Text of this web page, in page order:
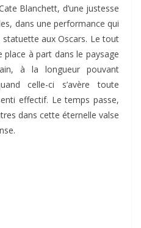
Blanchett, d’une justesse
dans une performance qui
aux Oscars. Le tout
à part dans le paysage
à la longueur pouvant
celle-ci s’avère toute
effectif. Le temps passe,
dans cette éternelle valse